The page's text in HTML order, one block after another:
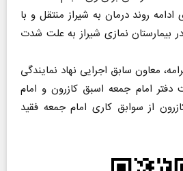
روند درمان به شیراز منتقل و با
بیمارستان نمازی شیراز به علت شدت
معاون سابق اجرایی نهاد نمایندگی
دفتر امام جمعه اسبق کازرون و امام
از سوابق کاری امام جمعه فقید